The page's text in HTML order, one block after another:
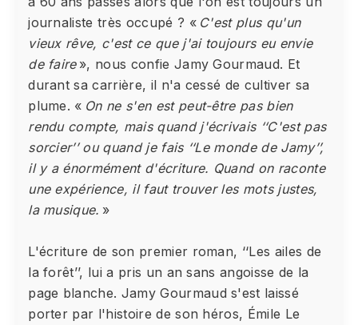
journaliste très occupé ? « C'est plus qu'un
vieux rêve, c'est ce que j'ai toujours eu envie
de faire», nous confie Jamy Gourmaud. Et
durant sa carrière, il n'a cessé de cultiver sa
plume. « On ne s'en est peut-être pas bien
rendu compte, mais quand j'écrivais ‘‘C'est pas
sorcier’’ ou quand je fais ‘‘Le monde de Jamy’’,
il y a énormément d'écriture. Quand on raconte
une expérience, il faut trouver les mots justes,
la musique. »
L'écriture de son premier roman, ‘‘Les ailes de
la forêt’’, lui a pris un an sans angoisse de la
page blanche. Jamy Gourmaud s'est laissé
porter par l'histoire de son héros, Émile Le